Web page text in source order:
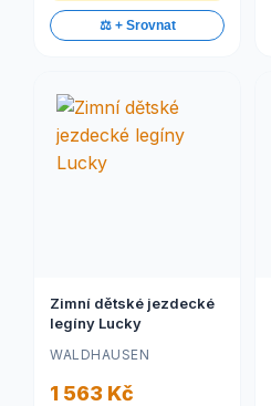
⚖️ + Srovnat
Zimní dětské jezdecké
legíny Lucky
WALDHAUSEN
1 563 Kč